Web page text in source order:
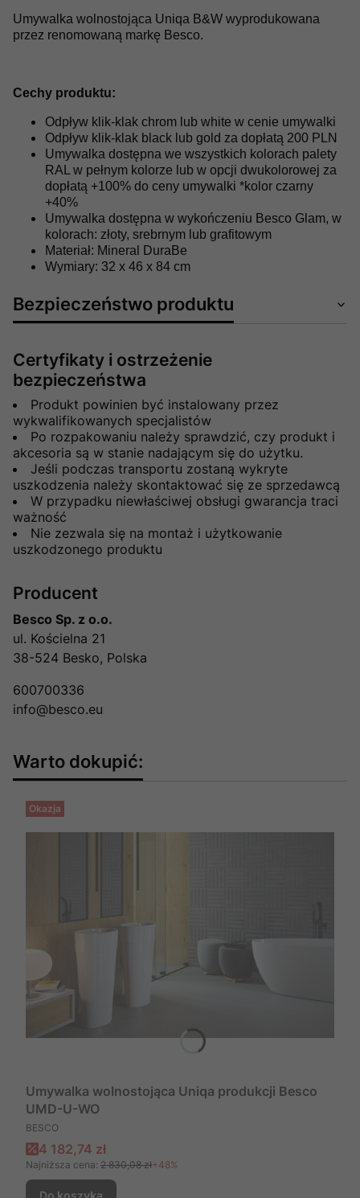
Umywalka wolnostojąca Uniqa B&W wyprodukowana
przez renomowaną markę Besco.
Cechy produktu:
Odpływ klik-klak chrom lub white w cenie umywalki
Odpływ klik-klak black lub gold za dopłatą 200 PLN
Umywalka dostępna we wszystkich kolorach palety
RAL w pełnym kolorze lub w opcji dwukolorowej za
dopłatą +100% do ceny umywalki *kolor czarny
+40%
Umywalka dostępna w wykończeniu Besco Glam, w
kolorach: złoty, srebrnym lub grafitowym
Materiał: Mineral DuraBe
Wymiary: 32 x 46 x 84 cm
Bezpieczeństwo produktu
Certyfikaty i ostrzeżenie
bezpieczeństwa
Produkt powinien być instalowany przez
wykwalifikowanych specjalistów
Po rozpakowaniu należy sprawdzić, czy produkt i
akcesoria są w stanie nadającym się do użytku.
Jeśli podczas transportu zostaną wykryte
uszkodzenia należy skontaktować się ze sprzedawcą
W przypadku niewłaściwej obsługi gwarancja traci
ważność
Nie zezwala się na montaż i użytkowanie
uszkodzonego produktu
Producent
Besco Sp. z o.o.
ul. Kościelna 21
38-524 Besko, Polska
600700336
info@besco.eu
Warto dokupić:
Okazja
Umywalka wolnostojąca Uniqa produkcji Besco
UMD-U-WO
PRODUCENT
BESCO
Cena promocyjna
4 182,74 zł
Najniższa cena: 2 830,08 zł+48%
Do koszyka